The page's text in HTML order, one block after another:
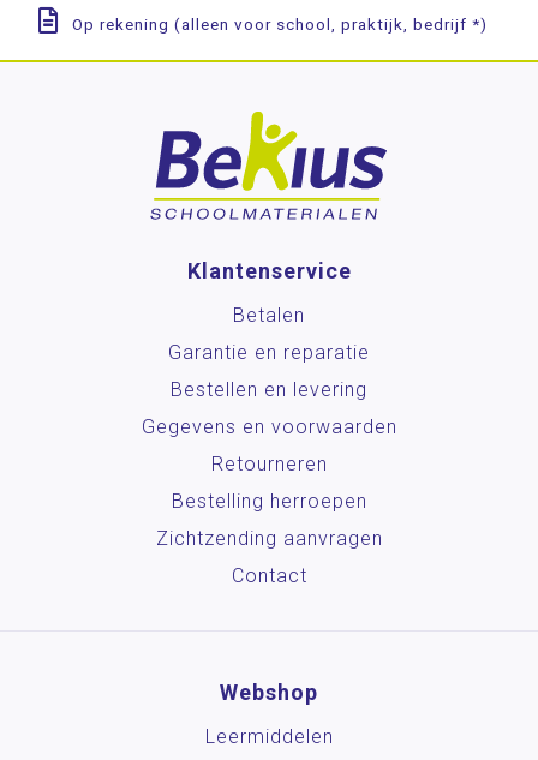
Op rekening (alleen voor school, praktijk, bedrijf *)
Klantenservice
Betalen
Garantie en reparatie
Bestellen en levering
Gegevens en voorwaarden
Retourneren
Bestelling herroepen
Zichtzending aanvragen
Contact
Webshop
Leermiddelen